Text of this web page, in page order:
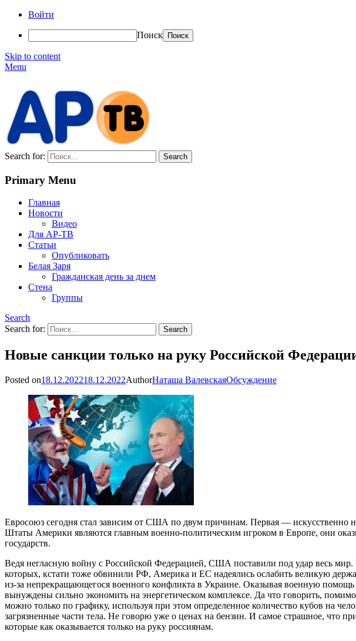
Войти
Поиск
Skip to content
Menu
Search for:
Primary Menu
Главная
Новости
Видео
Для АР-ТВ
Статьи
Опубликовать
Белая Заря
Гражданская день за днем
Стена
Группы
Search
Search for:
Новые санкции только на руку Российской
Posted on18.12.202218.12.2022AuthorНаташа ВалевскаяОбсуждение
Евросоюз сегодня стал зависим от США по двум причинам. Первая — искусственно
Штаты Америки являются главным военно-политическим игроком в Европе, они
государств.
Ведя негласную войну с Российской Федерацией, США поставили под удар весь
которых, кстати тоже обвинили РФ, Америка и ЕС надеялись ослабить великую
из-за непрекращающегося военного конфликта в Украине. Оказывая военную
вынуждены сильно экономить на энергетическом комплексе. Да что говорить,
можно только по графику, используя при этом определенное количество кубов на
загрязненные части тела. Не говорю уже о ценах на бензин. И самое страшное, что
которые как оказывается только на руку россиянам.